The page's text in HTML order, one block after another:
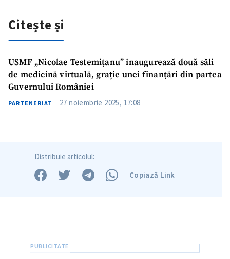
Citește și
USMF „Nicolae Testemițanu” inaugurează două săli
de medicină virtuală, grație unei finanțări din partea
Guvernului României
PARTENERIAT 27 noiembrie 2025, 17:08
Distribuie articolul:
Copiază Link